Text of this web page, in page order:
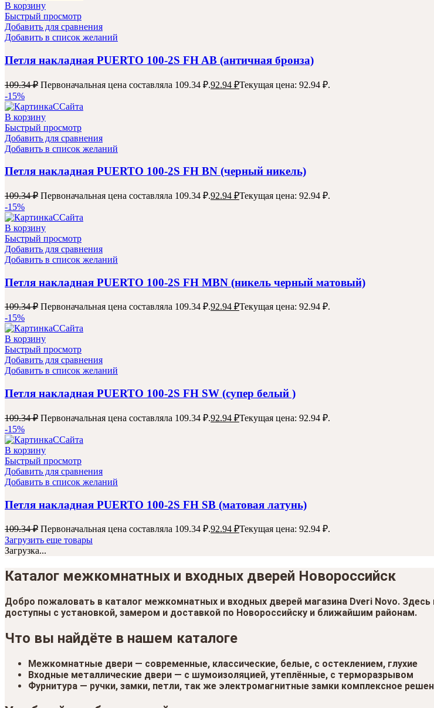
В корзину
Быстрый просмотр
Добавить для сравнения
Добавить в список желаний
Петля накладная PUERTO 100-2S FH AB (античная бронза)
109.34₽ Первоначальная цена составляла 109.34 ₽.92.94 ₽Текущая цена: 92.94 ₽.
-15%
В корзину
Быстрый просмотр
Добавить для сравнения
Добавить в список желаний
Петля накладная PUERTO 100-2S FH BN (черный никель)
109.34₽ Первоначальная цена составляла 109.34 ₽.92.94 ₽Текущая цена: 92.94 ₽.
-15%
В корзину
Быстрый просмотр
Добавить для сравнения
Добавить в список желаний
Петля накладная PUERTO 100-2S FH MBN (никель черный матовый)
109.34₽ Первоначальная цена составляла 109.34 ₽.92.94 ₽Текущая цена: 92.94 ₽.
-15%
В корзину
Быстрый просмотр
Добавить для сравнения
Добавить в список желаний
Петля накладная PUERTO 100-2S FH SW (супер белый )
109.34₽ Первоначальная цена составляла 109.34 ₽.92.94 ₽Текущая цена: 92.94 ₽.
-15%
В корзину
Быстрый просмотр
Добавить для сравнения
Добавить в список желаний
Петля накладная PUERTO 100-2S FH SB (матовая латунь)
109.34₽ Первоначальная цена составляла 109.34 ₽.92.94 ₽Текущая цена: 92.94 ₽.
Загрузить еще товары
Загрузка...
Каталог межкомнатных и входных дверей Новороссийск
Добро пожаловать в каталог межкомнатных и входных дверей магазина Dveri Novo.
доступны с установкой, замером и доставкой по Новороссийску и ближайшим районам.
Что вы найдёте в нашем каталоге
Межкомнатные двери — современные, классические, белые, с остеклением, глухие
Входные металлические двери — с шумоизоляцией, утеплённые, с терморазрывом
Фурнитура — ручки, замки, петли, так же электромагнитные замки комплексное